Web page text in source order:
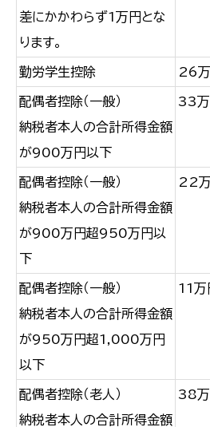
差にかかわらず1万円とな
ります。
勤労学生控除 26
配偶者控除（一般）
納税者本人の合計所得金額
が900万円以下
33万
配偶者控除（一般）
納税者本人の合計所得金額
が900万円超950万円以
下
22
配偶者控除（一般）
納税者本人の合計所得金額
が950万円超1,000万円
以下
11万
配偶者控除（老人）
納税者本人の合計所得金額
38万